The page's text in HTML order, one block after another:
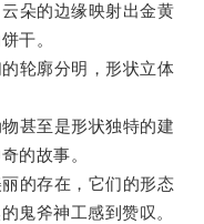
朵的边缘映射出金黄
干。
轮廓分明，形状立体
甚至是形状独特的建
的故事。
的存在，它们的形态
鬼斧神工感到赞叹。